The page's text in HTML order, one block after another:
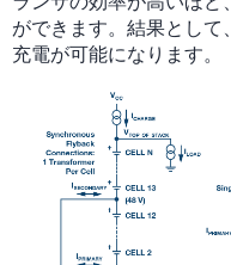
ができます。結果とし
充電が可能になります。